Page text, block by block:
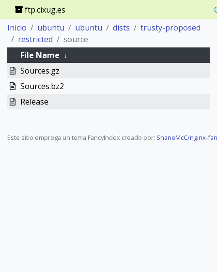
ftp.cixug.es
Inicio
ubuntu ubuntu dists
trusty-proposed
restricted
source
File Name ↓
Sources.gz
Sources.bz2
Release
Este sitio emprega un tema FancyIndex creado por: ShaneMcC/nginx-